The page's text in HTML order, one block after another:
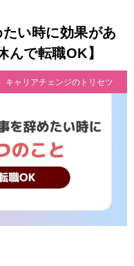
い時に効果があ
んで転職OK】
キャリアチェンジのトリセツ